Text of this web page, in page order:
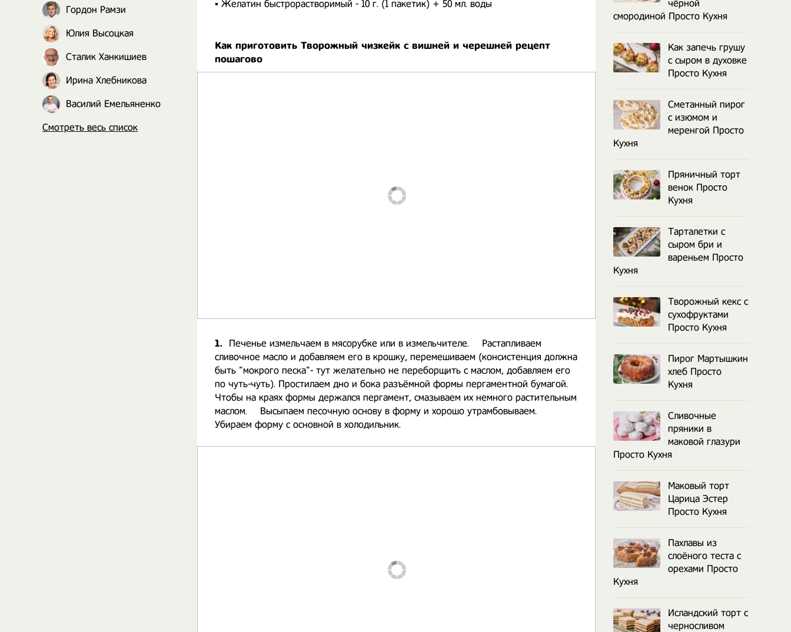
▪︎ Желатин быстрорастворимый - 10 г. (1 пакетик) + 50 мл. воды
Как приготовить Творожный чизкейк с вишней и черешней рецепт
пошагово
1.
Печенье измельчаем в мясорубке или в измельчителе. ⠀ Растапливаем
сливочное масло и добавляем его в крошку, перемешиваем (консистенция должна
быть "мокрого песка"- тут желательно не переборщить с маслом, добавляем его
по чуть-чуть). Простилаем дно и бока разъёмной формы пергаментной бумагой.
Чтобы на краях формы держался пергамент, смазываем их немного растительным
маслом. ⠀ Высыпаем песочную основу в форму и хорошо утрамбовываем. ⠀
Убираем форму с основной в холодильник. ⠀
Гордон Рамзи
Юлия Высоцкая
Сталик Ханкишиев
Ирина Хлебникова
Василий Емельяненко
Смотреть весь список
чёрной
смородиной Просто Кухня
Как запечь грушу
с сыром в духовке
Просто Кухня
Сметанный пирог
с изюмом и
меренгой Просто
Кухня
Пряничный торт
венок Просто
Кухня
Тарталетки с
сыром бри и
вареньем Просто
Кухня
Творожный кекс с
сухофруктами
Просто Кухня
Пирог Мартышкин
хлеб Просто
Кухня
Сливочные
пряники в
маковой глазури
Просто Кухня
Маковый торт
Царица Эстер
Просто Кухня
Пахлавы из
слоёного теста с
орехами Просто
Кухня
Исландский торт с
черносливом